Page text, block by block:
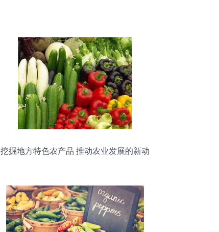
挖掘地方特色农产品 推动农业发展的新动